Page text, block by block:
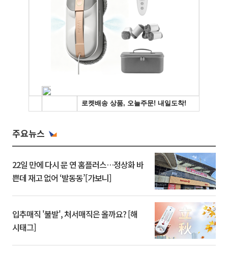
주요뉴스
22일 만에 다시 문 연 홈플러스…정상화 바
쁜데 재고 없어 ‘발동동’[가보니]
입추매직 '불발', 처서매직은 올까요? [해
시태그]